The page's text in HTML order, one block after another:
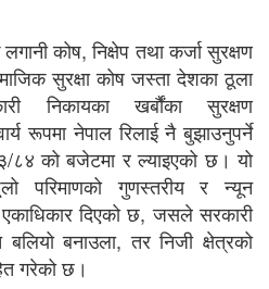
कोष, निक्षेप तथा कर्जा सुरक्षण
सुरक्षा कोष जस्ता देशका ठूला
निकायका खर्बौंका सुरक्षण
रूपमा नेपाल रिलाई नै बुझाउनुपर्ने
को बजेटमा र ल्याइएको छ। यो
परिमाणको गुणस्तरीय र न्यून
दिएको छ, जसले सरकारी
बलियो बनाउला, तर निजी क्षेत्रको
गरेको छ।